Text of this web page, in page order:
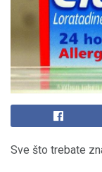
Sve što trebate